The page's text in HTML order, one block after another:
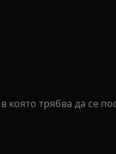
която трябва да се